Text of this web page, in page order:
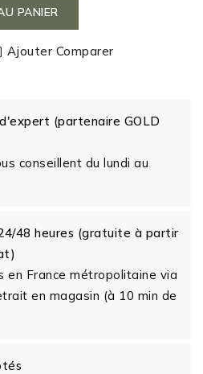
PANIER
Ajouter Comparer
(partenaire GOLD
conseillent du lundi au
48 heures (gratuite à partir
en France métropolitaine via
en magasin (à 10 min de